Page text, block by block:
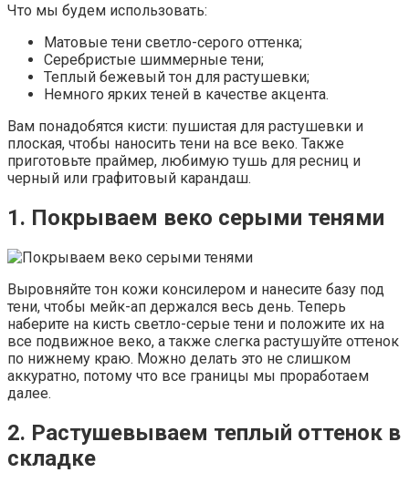
Что мы будем использовать:
Матовые тени светло-серого оттенка;
Серебристые шиммерные тени;
Теплый бежевый тон для растушевки;
Немного ярких теней в качестве акцента.
Вам понадобятся кисти: пушистая для растушевки и
плоская, чтобы наносить тени на все веко. Также
приготовьте праймер, любимую тушь для ресниц и
черный или графитовый карандаш.
1. Покрываем веко серыми тенями
Выровняйте тон кожи консилером и нанесите базу под
тени, чтобы мейк-ап держался весь день. Теперь
наберите на кисть светло-серые тени и положите их на
все подвижное веко, а также слегка растушуйте оттенок
по нижнему краю. Можно делать это не слишком
аккуратно, потому что все границы мы проработаем
далее.
2. Растушевываем теплый оттенок в
складке